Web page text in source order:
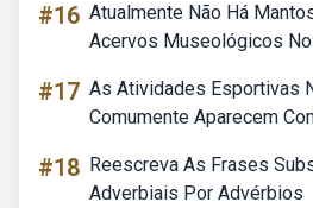
#16 Atualmente Não Há
Acervos Museológicos
#17 As Atividades Esportivas
Comumente Aparecem
#18 Reescreva As Frases
Adverbiais Por Advérbios